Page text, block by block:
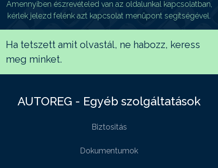
Amennyiben észrevételed van az oldalunkal kapcsolatban,
kérlek jelezd felénk azt kapcsolat menüpont segítségével.
Ha tetszett amit olvastál, ne habozz, keress
meg minket.
AUTOREG - Egyéb szolgáltatások
Biztositás
Dokumentumok